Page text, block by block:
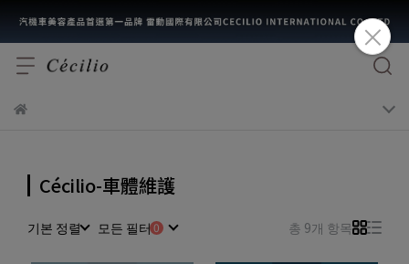
Cécilio-車體維護
기본 정렬 모든 필터 총 9개 항목